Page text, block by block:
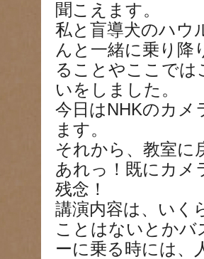
聞こえます。
私と盲導犬のハウ
んと一緒に乗り降
ることやここで
いをしました。
今日はNHKのカメ
ます。
それから、教室に
あれっ！既にカメ
残念！
講演内容は、いく
ことはないとかバ
ーに乗る時には、